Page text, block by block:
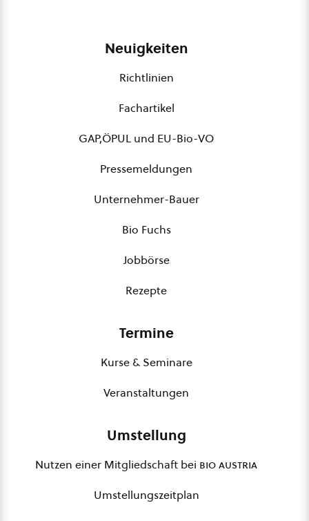
Neuigkeiten
Richtlinien
Fachartikel
GAP,ÖPUL und EU-Bio-VO
Pressemeldungen
Unternehmer-Bauer
Bio Fuchs
Jobbörse
Rezepte
Termine
Kurse & Seminare
Veranstaltungen
Umstellung
Nutzen einer Mitgliedschaft bei bio austria
Umstellungszeitplan